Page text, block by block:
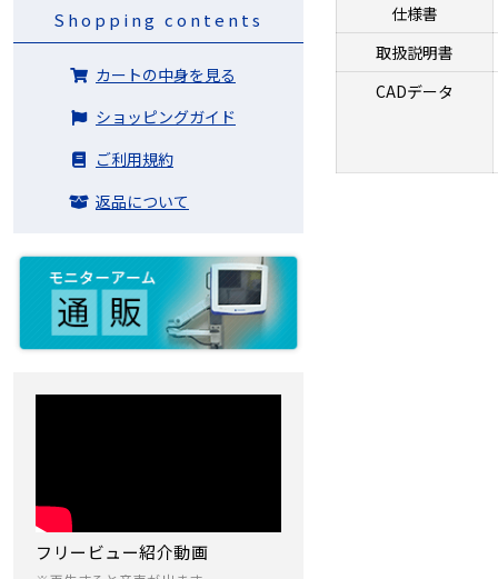
仕様書
取扱説明書
CADデータ
Shopping contents
カートの中身を見る
ショッピングガイド
ご利用規約
返品について
フリービュー紹介動画